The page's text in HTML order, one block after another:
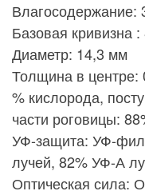
Влагосодержание:
Базовая кривизна
Диаметр: 14,3 мм
Толщина в центре:
% кислорода,
части роговицы:
УФ-защита: УФ-
лучей, 82% УФ-А
Оптическая